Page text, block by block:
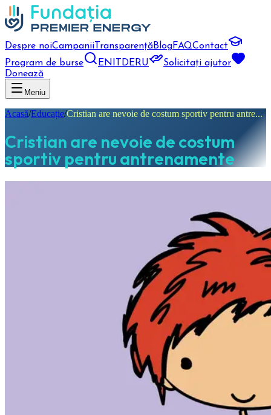
Despre noiCampanii TransparențăBlogFAQContact
Program de burse
EN DERU
Solicitați ajutor
Donează
Meniu
Acasă/Educație/Cristian are nevoie de costum sportiv pentru antre...
Cristian are nevoie de costum
sportiv pentru antrenamente